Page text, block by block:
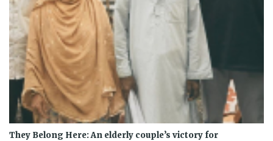
They Belong Here: An elderly couple’s victory for